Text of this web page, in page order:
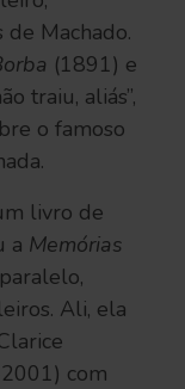
Machado.
(1891) e
traiu, aliás”,
o famoso
livro de
a Memórias
Ali, ela
com